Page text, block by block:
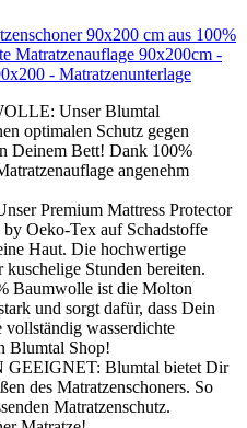
90x200 cm aus 100%
Matratzenauflage 90x200cm -
- Matratzenunterlage
Unser Blumtal
optimalen Schutz gegen
Deinem Bett! Dank 100%
angenehm
Premium Mattress Protector
Oeko-Tex auf Schadstoffe
Haut. Die hochwertige
Stunden bereiten.
Baumwolle ist die Molton
und sorgt dafür, dass Dein
wasserdichte
Blumtal Shop!
Blumtal bietet Dir
des Matratzenschoners. So
Matratzenschutz.